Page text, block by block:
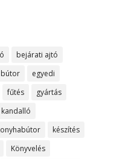
bejárati ajtó
bútor
egyedi
fűtés
gyártás
kandalló
készítés
Könyvelés